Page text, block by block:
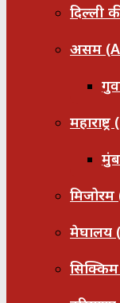
दिल्ली
असम
मेघालय